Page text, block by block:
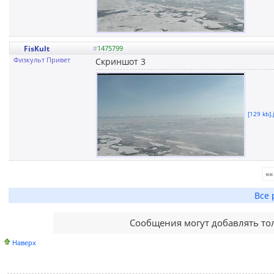
FisKult #1475799
Физкульт Привет
Скриншот 3
[129
««
Все
Сообщения могут добавлять
Наверх